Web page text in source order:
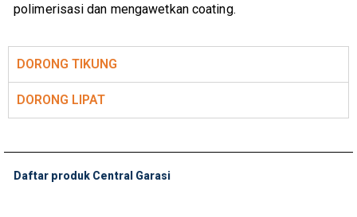
polimerisasi dan mengawetkan coating.
DORONG TIKUNG
DORONG LIPAT
Daftar produk Central Garasi